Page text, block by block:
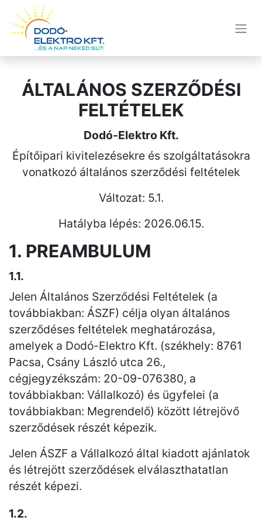
ÁLTALÁNOS SZERZŐDÉSI
FELTÉTELEK
Dodó-Elektro Kft.
Építőipari kivitelezésekre és szolgáltatásokra
vonatkozó általános szerződési feltételek
Változat: 5.1.
Hatályba lépés: 2026.06.15.
1. PREAMBULUM
1.1.
Jelen Általános Szerződési Feltételek (a
továbbiakban: ÁSZF) célja olyan általános
szerződéses feltételek meghatározása,
amelyek a Dodó-Elektro Kft. (székhely: 8761
Pacsa, Csány László utca 26.,
cégjegyzékszám: 20-09-076380, a
továbbiakban: Vállalkozó) és ügyfelei (a
továbbiakban: Megrendelő) között létrejövő
szerződések részét képezik.
Jelen ÁSZF a Vállalkozó által kiadott ajánlatok
és létrejött szerződések elválaszthatatlan
részét képezi.
1.2.